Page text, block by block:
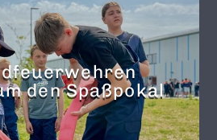
den Spaßpokal